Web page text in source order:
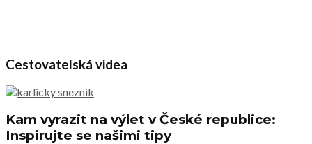
Cestovatelská videa
Kam vyrazit na výlet v České republice:
Inspirujte se našimi tipy